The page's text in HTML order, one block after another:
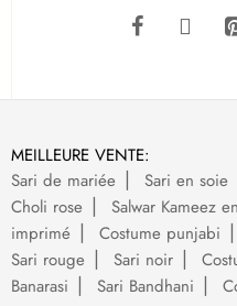
MEILLEURE VENTE:
Sari de mariée
Sari en soie
Choli rose
Salwar Kameez
imprimé
Costume punjabi
Sari rouge
Sari noir
Banarasi
Sari Bandhani